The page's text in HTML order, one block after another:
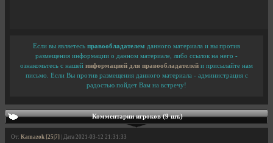
Если вы являетесь правообладателем данного материала и вы против
размещения информации о данном материале, либо ссылок на него -
ознакомьтесь с нашей информацией для правообладателей и присылайте нам
письмо. Если Вы против размещения данного материала - администрация с
радостью пойдет Вам на встречу!
Комментарии игроков (9 шт.)
От: Kamazok [25|7] | Дата 2021-03-12 21:31:33